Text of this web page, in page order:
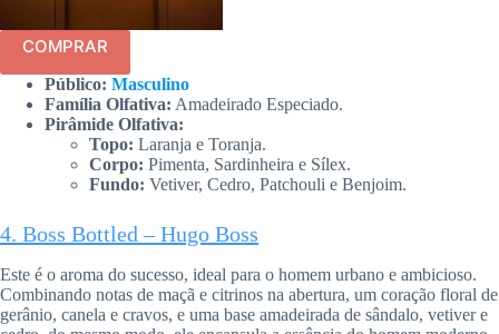
COMPRAR
Público: Masculino
Família Olfativa: Amadeirado Especiado.
Pirâmide Olfativa:
Topo: Laranja e Toranja.
Corpo: Pimenta, Sardinheira e Sílex.
Fundo: Vetiver, Cedro, Patchouli e Benjoim.
4. Boss Bottled – Hugo Boss
Este é o aroma do sucesso, ideal para o homem urbano e ambicioso.
Combinando notas de maçã e citrinos na abertura, um coração floral de
gerânio, canela e cravos, e uma base amadeirada de sândalo, vetiver e